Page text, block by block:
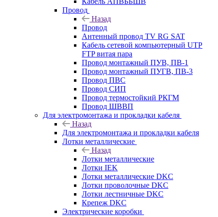
Провод
Назад
Провод
Антенный провод TV RG SAT
Кабель сетевой компьютерный UTP
FTP витая пара
Провод монтажный ПУВ, ПВ-1
Провод монтажный ПУГВ, ПВ-3
Провод ПВС
Провод СИП
Провод термостойкий РКГМ
Провод ШВВП
Для электромонтажа и прокладки кабеля
Назад
Для электромонтажа и прокладки кабеля
Лотки металлические
Назад
Лотки металлические
Лотки IEK
Лотки металлические DKC
Лотки проволочные DKC
Лотки лестничные DKC
Крепеж DKC
Электрические коробки